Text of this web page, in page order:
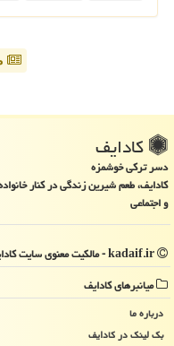
كادایف
دسر ترکی خوشمزه
کادایف، طعم شیرین زندگی در کنار
و اجتماعی
میانبرهای كادایف
درباره ما
بک لینک در كادایف